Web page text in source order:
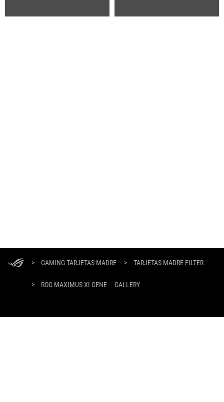
ASUS
> GAMING TARJETAS MADRE > TARJETAS MADRE FILTER
> ROG MAXIMUS XI GENE GALLERY